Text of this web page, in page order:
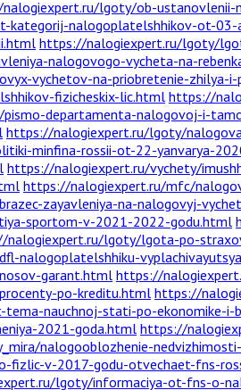
lgoty/ob-ustanovlenii-
kategorij-nalogoplatelshhikov-ot-
https://nalogiexpert.ru/lgoty/
nalogovogo-vycheta-na-
vychetov-na-priobretenie-zhilya-
fizicheskix-lic.html https://
departamenta-nalogovoj-i-
https://nalogiexpert.ru/lgoty/
minfina-rossii-ot-22-yanvarya-
https://nalogiexpert.ru/vychety/
https://nalogiexpert.ru/mfc/
zayavleniya-na-nalogovyj-
sportom-v-2021-2022-godu.html
nalogiexpert.ru/lgoty/lgota-po-
nalogoplatelshhiku-
garant.html https://
po-kreditu.htmlhttps://
nauchnoj-stati-po-ekonomike-
2021-goda.html https://
nalogooblozhenie-
fizlic-v-2017-godu-otvechaet-fns-
lgoty/informaciya-ot-fns-o-